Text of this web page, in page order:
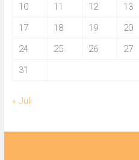
10
11 12 13
17
18 19 20
24
25 26 27
31
« Juli